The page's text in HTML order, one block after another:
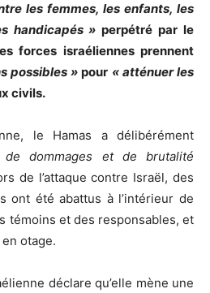
les femmes, les enfants, les
handicapés » perpétré par le
forces israéliennes prennent
possibles » pour « atténuer les
civils.
le Hamas a délibérément
dommages et de brutalité
de l’attaque contre Israël, des
ont été abattus à l’intérieur de
témoins et des responsables, et
otage.
déclare qu’elle mène une